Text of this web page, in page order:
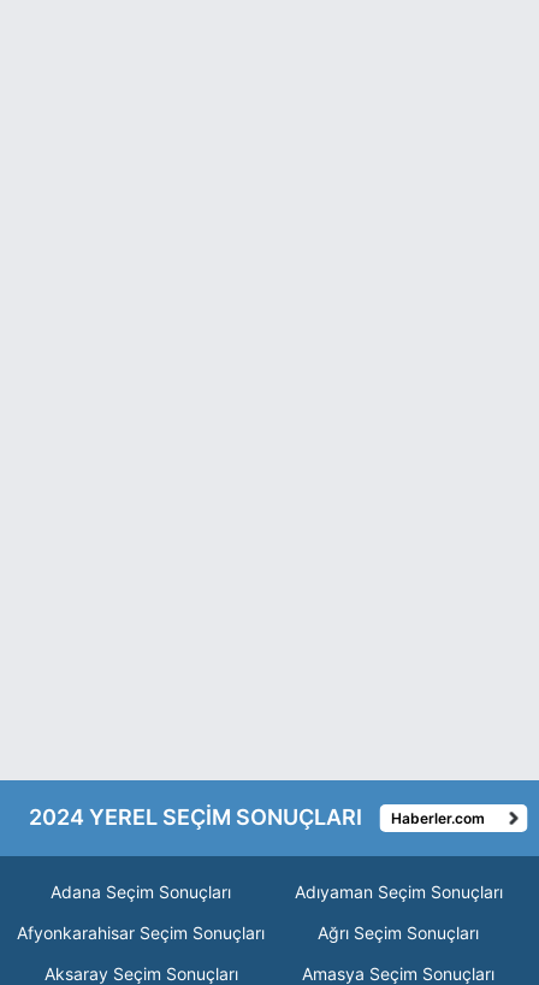
2024 YEREL SEÇİM SONUÇLARI Haberler.com
Adana Seçim Sonuçları
Adıyaman Seçim Sonuçları
Afyonkarahisar Seçim Sonuçları
Ağrı Seçim Sonuçları
Aksaray Seçim Sonuçları
Amasya Seçim Sonuçları